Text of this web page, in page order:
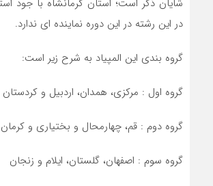
شایان ذکر است؛ استان کرمانشاه با جود
در این رشته در این دوره نماینده ای ندارد.
گروه بندی این المپیاد به شرح زیر است:
گروه اول : مرکزی، همدان، اردبیل و کردستان
گروه دوم : قم، چهارمحال و بختیاری و کرمان
گروه سوم : اصفهان، گلستان، ایلام و زنجان